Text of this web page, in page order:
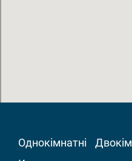
Однокімнатні